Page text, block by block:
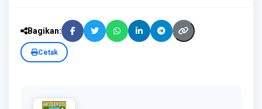
Bagikan:
Cetak